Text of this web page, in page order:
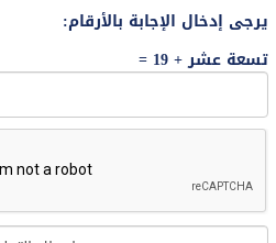
يرجى إدخال الإجابة بالأرقام:
تسعة عشر + 19 =